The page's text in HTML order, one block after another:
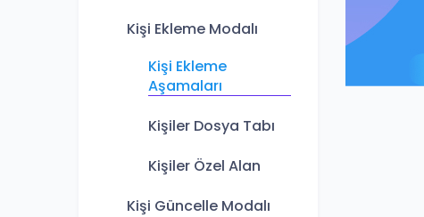
Kişi Ekleme Modalı
Kişi Ekleme
Aşamaları
Kişiler Dosya Tabı
Kişiler Özel Alan
Kişi Güncelle Modalı